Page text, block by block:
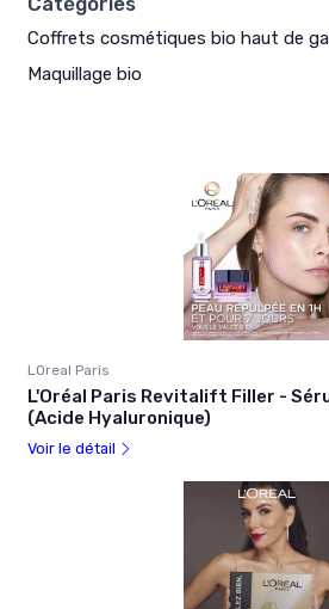
Coffrets cosmétiques bio haut de
Maquillage bio
LOreal Paris
L'Oréal Paris Revitalift Filler -
(Acide Hyaluronique)
Voir le détail